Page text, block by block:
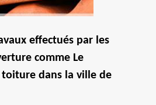
effectués par les
comme Le
dans la ville de